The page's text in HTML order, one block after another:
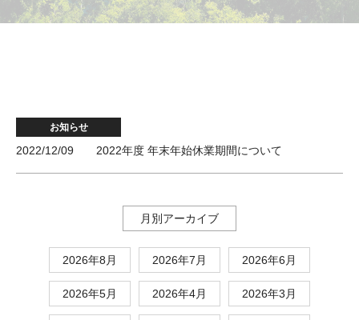
お知らせ
2022/12/09 2022年度 年末年始休業期間について
月別アーカイブ
2026年8月 2026年7月 2026年6月
2026年5月 2026年4月 2026年3月